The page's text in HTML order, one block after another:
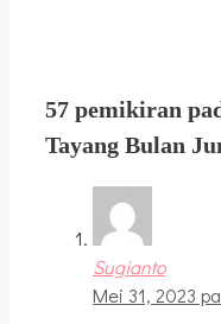
57 pemikiran
Tayang Bulan
Sugianto
Mei 31, 2023